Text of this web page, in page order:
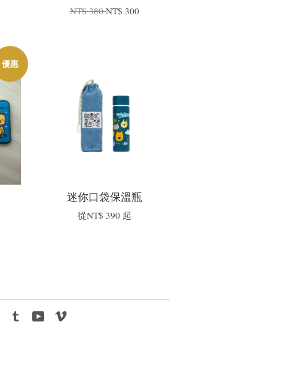
NT$ 380NT$ 300
優惠
迷你口袋保溫瓶
從NT$ 390 起
InstagramTumblr YouTube